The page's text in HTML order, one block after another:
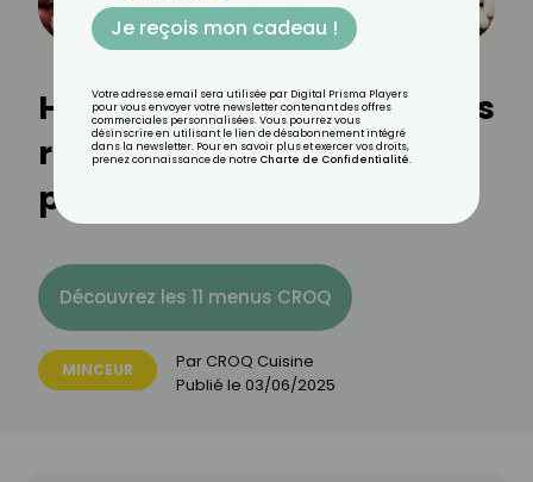
Haricots blancs vs haricots
rouges : lesquels sont les
plus caloriques ?
Découvrez les 11 menus CROQ
MINCEUR Par CROQ Cuisine
Publié le 03/06/2025
Je reçois mon cadeau !
Votre adresse email sera utilisée par Digital Prisma Players
pour vous envoyer votre newsletter contenant des offres
commerciales personnalisées. Vous pourrez vous
désinscrire en utilisant le lien de désabonnement intégré
dans la newsletter. Pour en savoir plus et exercer vos droits,
prenez connaissance de notre Charte de Confidentialité.